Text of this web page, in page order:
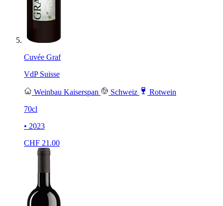
Cuvée Graf
VdP Suisse
Weinbau Kaiserspan Schweiz
Rotwein
70cl
• 2023
CHF 21.00